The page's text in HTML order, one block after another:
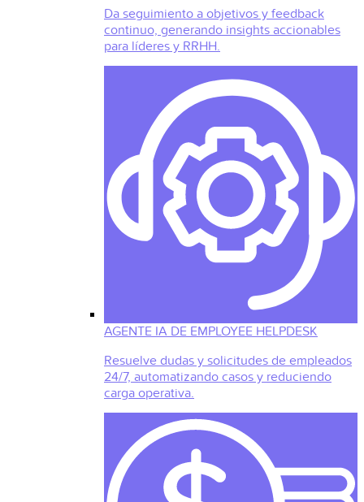
Da seguimiento a objetivos y feedback
continuo, generando insights accionables
para líderes y RRHH.
AGENTE IA DE EMPLOYEE HELPDESK
Resuelve dudas y solicitudes de empleados
24/7, automatizando casos y reduciendo
carga operativa.